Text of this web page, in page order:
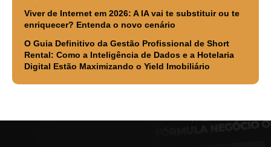
Viver de Internet em 2026: A IA vai te substituir ou te
enriquecer? Entenda o novo cenário
O Guia Definitivo da Gestão Profissional de Short
Rental: Como a Inteligência de Dados e a Hotelaria
Digital Estão Maximizando o Yield Imobiliário